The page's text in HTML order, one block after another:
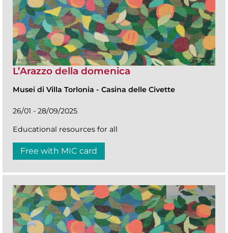
L’Arazzo della domenica
Musei di Villa Torlonia - Casina delle Civette
26/01 - 28/09/2025
Educational resources for all
Free with MIC card